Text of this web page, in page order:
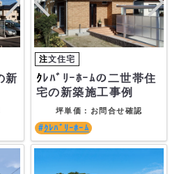
ｸﾚﾊﾞﾘｰﾎｰﾑの二世帯住
宅の新築施工事例
坪単価：お問合せ確認
ｸﾚﾊﾞﾘｰﾎｰﾑ